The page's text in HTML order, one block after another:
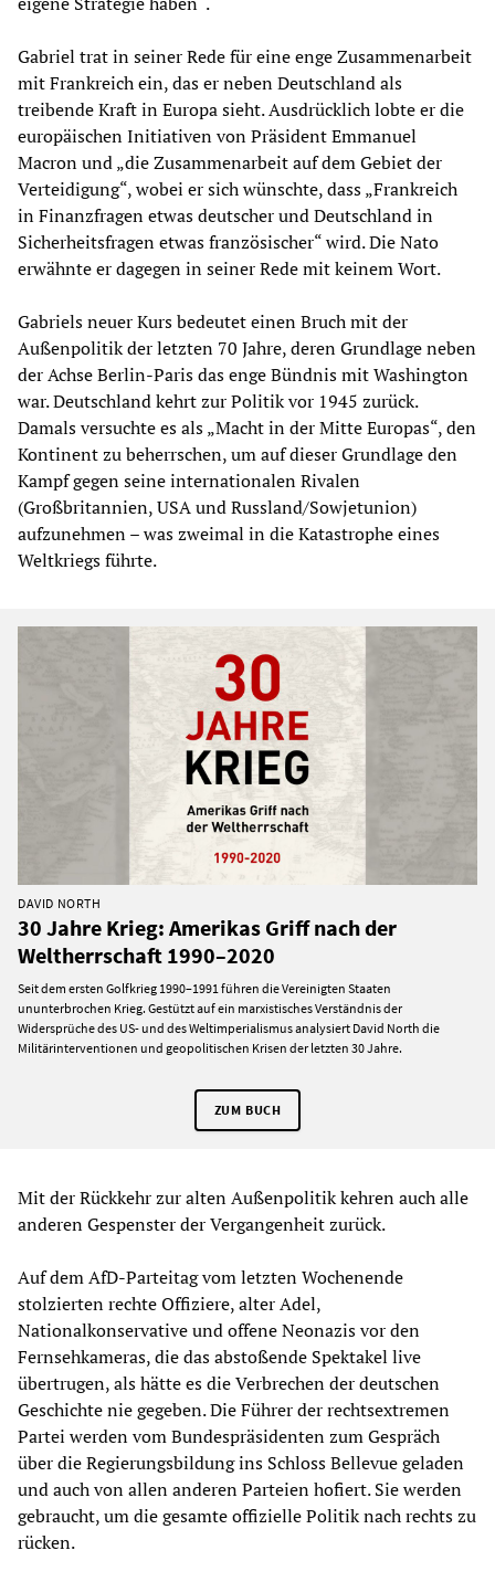
Gabriel trat in seiner Rede für eine enge Zusammenarbeit
mit Frankreich ein, das er neben Deutschland als
treibende Kraft in Europa sieht. Ausdrücklich lobte er die
europäischen Initiativen von Präsident Emmanuel
Macron und „die Zusammenarbeit auf dem Gebiet der
Verteidigung“, wobei er sich wünschte, dass „Frankreich
in Finanzfragen etwas deutscher und Deutschland in
Sicherheitsfragen etwas französischer“ wird. Die Nato
erwähnte er dagegen in seiner Rede mit keinem Wort.
Gabriels neuer Kurs bedeutet einen Bruch mit der
Außenpolitik der letzten 70 Jahre, deren Grundlage neben
der Achse Berlin-Paris das enge Bündnis mit Washington
war. Deutschland kehrt zur Politik vor 1945 zurück.
Damals versuchte es als „Macht in der Mitte Europas“, den
Kontinent zu beherrschen, um auf dieser Grundlage den
Kampf gegen seine internationalen Rivalen
(Großbritannien, USA und Russland/Sowjetunion)
aufzunehmen – was zweimal in die Katastrophe eines
Weltkriegs führte.
DAVID NORTH
30 Jahre Krieg: Amerikas Griff nach der
Weltherrschaft 1990–2020
Seit dem ersten Golfkrieg 1990–1991 führen die Vereinigten Staaten
ununterbrochen Krieg. Gestützt auf ein marxistisches Verständnis der
Widersprüche des US- und des Weltimperialismus analysiert David North die
Militärinterventionen und geopolitischen Krisen der letzten 30 Jahre.
ZUM BUCH
Mit der Rückkehr zur alten Außenpolitik kehren auch alle
anderen Gespenster der Vergangenheit zurück.
Auf dem AfD-Parteitag vom letzten Wochenende
stolzierten rechte Offiziere, alter Adel,
Nationalkonservative und offene Neonazis vor den
Fernsehkameras, die das abstoßende Spektakel live
übertrugen, als hätte es die Verbrechen der deutschen
Geschichte nie gegeben. Die Führer der rechtsextremen
Partei werden vom Bundespräsidenten zum Gespräch
über die Regierungsbildung ins Schloss Bellevue geladen
und auch von allen anderen Parteien hofiert. Sie werden
gebraucht, um die gesamte offizielle Politik nach rechts zu
rücken.